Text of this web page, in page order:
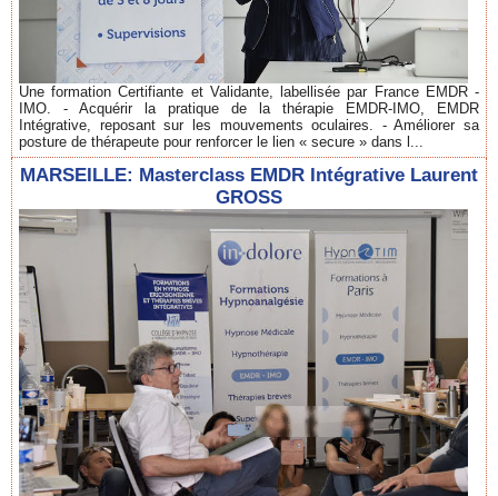
Une formation Certifiante et Validante, labellisée par France EMDR -
IMO. - Acquérir la pratique de la thérapie EMDR-IMO, EMDR
Intégrative, reposant sur les mouvements oculaires. - Améliorer sa
posture de thérapeute pour renforcer le lien « secure » dans l...
MARSEILLE: Masterclass EMDR Intégrative Laurent
GROSS